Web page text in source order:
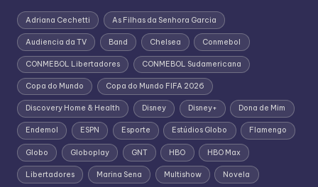
Adriana Cechetti As Filhas da Senhora Garcia
Audiencia da TV Band Chelsea Conmebol
CONMEBOL Libertadores CONMEBOL Sudamericana
Copa do Mundo Copa do Mundo FIFA 2026
Discovery Home & Health Disney Disney+ Dona de Mim
Endemol ESPN Esporte Estúdios Globo Flamengo
Globo Globoplay GNT HBO HBO Max
Libertadores Marina Sena Multishow Novela